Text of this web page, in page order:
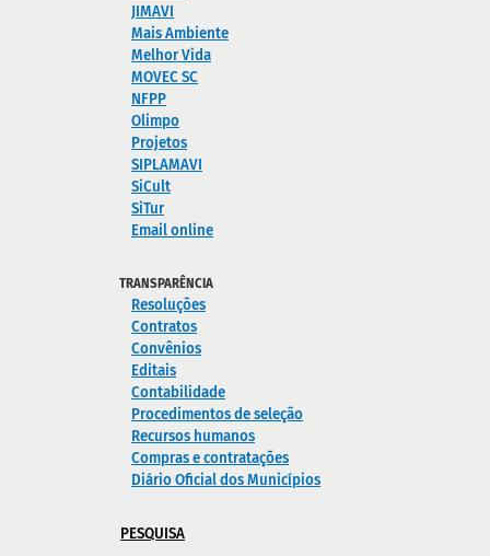
JIMAVI
Mais Ambiente
Melhor Vida
MOVEC SC
NFPP
Olimpo
Projetos
SIPLAMAVI
SiCult
SiTur
Email online
TRANSPARÊNCIA
Resoluções
Contratos
Convênios
Editais
Contabilidade
Procedimentos de seleção
Recursos humanos
Compras e contratações
Diário Oficial dos Municípios
PESQUISA